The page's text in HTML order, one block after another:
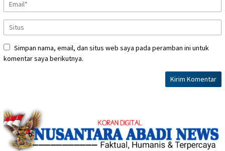
Simpan nama, email, dan situs web saya pada peramban ini untuk
komentar saya berikutnya.